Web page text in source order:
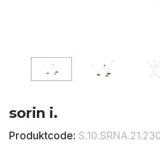
sorin i.
Produktcode: